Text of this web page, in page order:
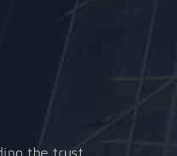
the trust